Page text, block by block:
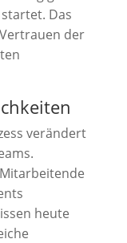
Das
der
verändert
heute